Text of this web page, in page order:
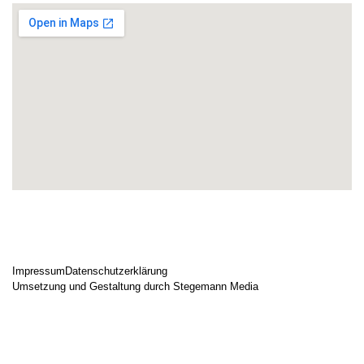
ImpressumDatenschutzerklärung
Umsetzung und Gestaltung durch Stegemann Media